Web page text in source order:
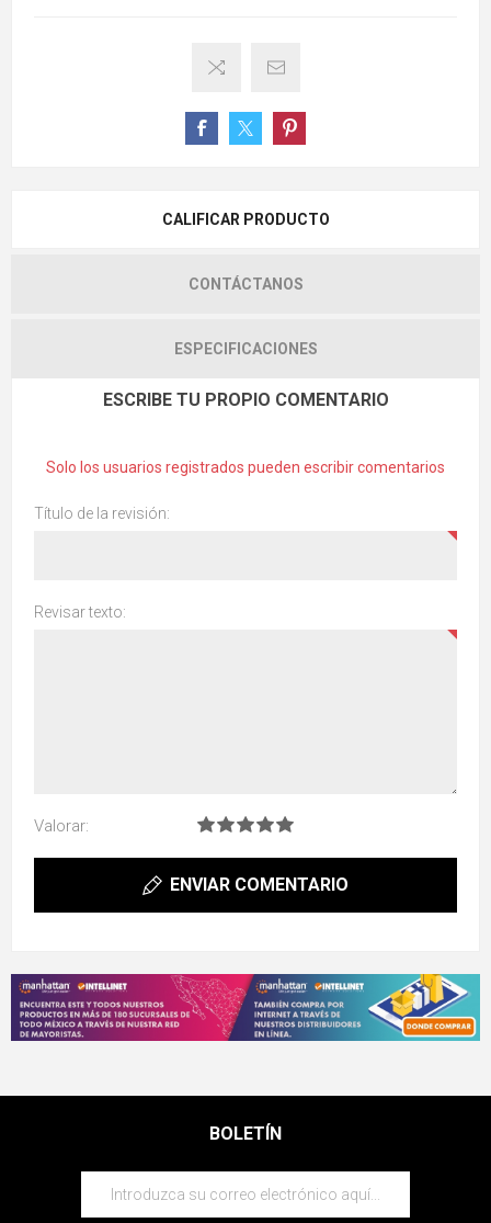
CALIFICAR PRODUCTO
CONTÁCTANOS
ESPECIFICACIONES
ESCRIBE TU PROPIO COMENTARIO
Solo los usuarios registrados pueden escribir comentarios
Título de la revisión:
Revisar texto:
Valorar:
ENVIAR COMENTARIO
BOLETÍN